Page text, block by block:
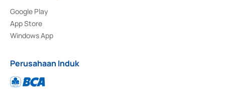
Google Play
App Store
Windows App
Perusahaan Induk